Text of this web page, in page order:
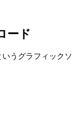
ード
うグラフィックソ